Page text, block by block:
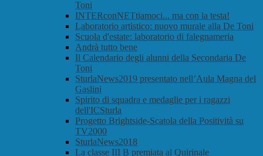
Toni
INTERconNETtiamoci... ma con la testa!
Laboratorio artistico: nuovo murale alla De Toni
Scuola d'estate: laboratorio di falegnameria
Andrà tutto bene
Il Calendario degli alunni della Secondaria De
Toni
SturlaNews2019 presentato nell’Aula Magna del
Gaslini
Spirito di squadra e medaglie per i ragazzi
dell'ICSturla
Progetto Brightside-Scatola della Positività su
TV2000
SturlaNews2018
La classe III B premiata al Quirinale